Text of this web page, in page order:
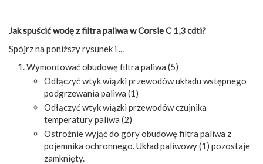
Jak spuścić wodę z filtra paliwa w Corsie C 1,3 cdti?
Spójrz na poniższy rysunek i ...
Wymontować obudowę filtra paliwa (5)
Odłączyć wtyk wiązki przewodów układu wstępnego
podgrzewania paliwa (1)
Odłączyć wtyk wiązki przewodów czujnika
temperatury paliwa (2)
Ostrożnie wyjąć do góry obudowę filtra paliwa z
pojemnika ochronnego. Układ paliwowy (1) pozostaje
zamknięty.